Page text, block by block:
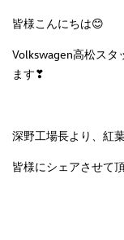
皆様こんにちは😊
Volkswagen高松スタ
ます❣
深野工場長より、紅
皆様にシェアさせて